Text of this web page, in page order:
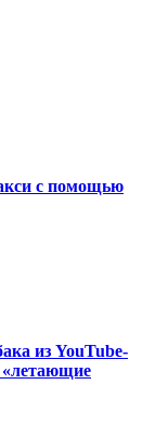
с помощью
из YouTube-
«летающие